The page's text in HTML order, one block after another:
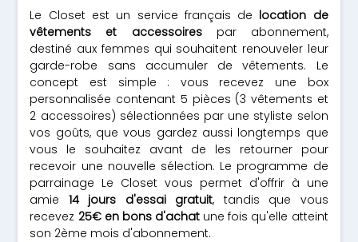
Le Closet est un service français de location de
vêtements et accessoirespar abonnement,
destiné aux femmes qui souhaitent renouveler leur
garde-robe sans accumuler de vêtements. Le
concept est simple : vous recevez une box
personnalisée contenant 5 pièces (3 vêtements et
2 accessoires) sélectionnées par une styliste selon
vos goûts, que vous gardez aussi longtemps que
vous le souhaitez avant de les retourner pour
recevoir une nouvelle sélection. Le programme de
parrainage Le Closet vous permet d'offrir à une
amie 14 jours d'essai gratuit, tandis que vous
recevez 25€ en bons d'achat une fois qu'elle atteint
son 2ème mois d'abonnement.